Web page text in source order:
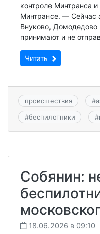
контроле Минтранса
Минтрансе. — Сейчас
Внуково,
принимают и не
Читать
происшествия #
#беспилотники #
Собянин:
18.06.2026 в 09:10